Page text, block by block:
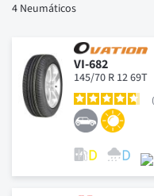
4 Neumáticos
VI-682
145/70 R 12 69T